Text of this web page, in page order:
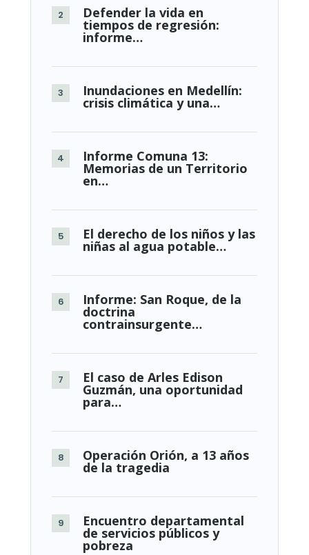
Defender la vida en
tiempos de regresión:
informe…
Inundaciones en Medellín:
crisis climática y una…
Informe Comuna 13:
Memorias de un Territorio
en…
El derecho de los niños y las
niñas al agua potable…
Informe: San Roque, de la
doctrina
contrainsurgente…
El caso de Arles Edison
Guzmán, una oportunidad
para…
Operación Orión, a 13 años
de la tragedia
Encuentro departamental
de servicios públicos y
pobreza